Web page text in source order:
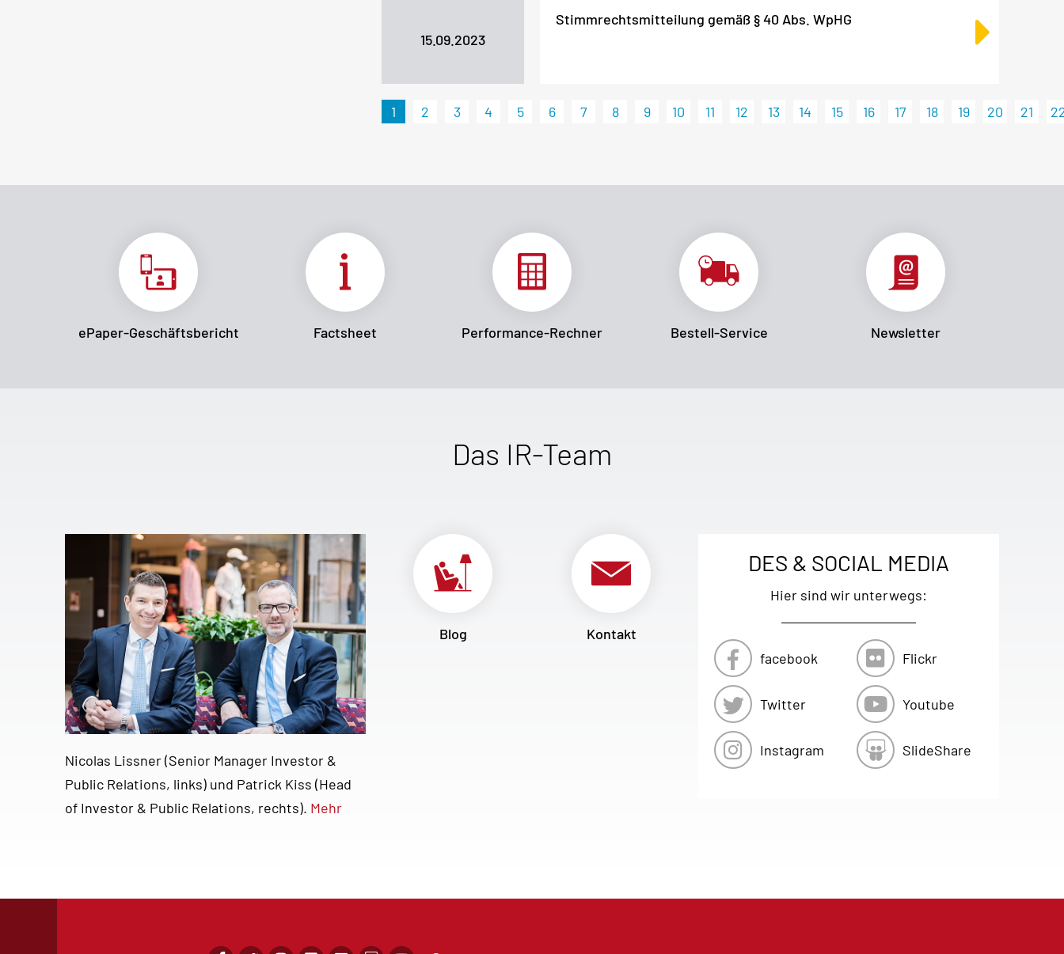
15.09.2023
Stimmrechtsmitteilung gemäß § 40 Abs. WpHG
1 2 3 4 5 6 7 8 9 10 11 12 13 14 15 16 17 18 19 20 21
ePaper-Geschäftsbericht Factsheet Performance-Rechner Bestell-Service Newsletter
Das IR-Team
Nicolas Lissner (Senior Manager Investor &
Public Relations, links) und Patrick Kiss (Head
of Investor & Public Relations, rechts). Mehr
Blog Kontakt
DES & SOCIAL MEDIA
Hier sind wir unterwegs:
facebook
Twitter
Instagram
Flickr
Youtube
SlideShare